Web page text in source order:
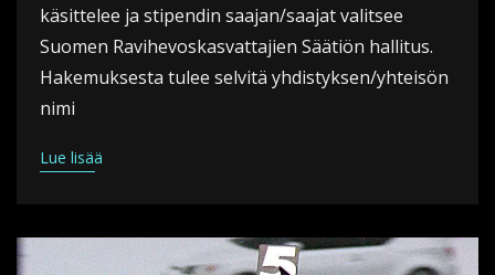
käsittelee ja stipendin saajan/saajat valitsee
Suomen Ravihevoskasvattajien Säätiön hallitus.
Hakemuksesta tulee selvitä yhdistyksen/yhteisön
nimi
Lue lisää